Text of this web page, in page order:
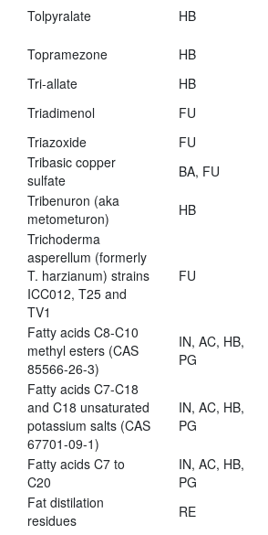
Tolpyralate
HB
Topramezone HB
Tri-allate
HB
Triadimenol
FU
Triazoxide
FU
Tribasic copper
sulfate
BA, FU
Tribenuron (aka
metometuron)
HB
Trichoderma
asperellum (formerly
T. harzianum) strains
ICC012, T25 and
TV1
FU
Fatty acids C8-C10
methyl esters (CAS
85566-26-3)
IN, AC, HB,
PG
Fatty acids C7-C18
and C18 unsaturated
potassium salts (CAS
67701-09-1)
IN, AC, HB,
PG
Fatty acids C7 to
C20
IN, AC, HB,
PG
Fat distilation
residues
RE